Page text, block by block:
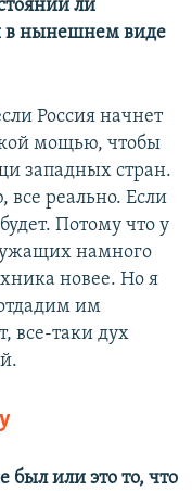
ли
в нынешнем виде
Россия начнет
мощью, чтобы
западных стран.
все реально. Если
Потому что у
намного
новее. Но я
им
все-таки дух
был или это то, что